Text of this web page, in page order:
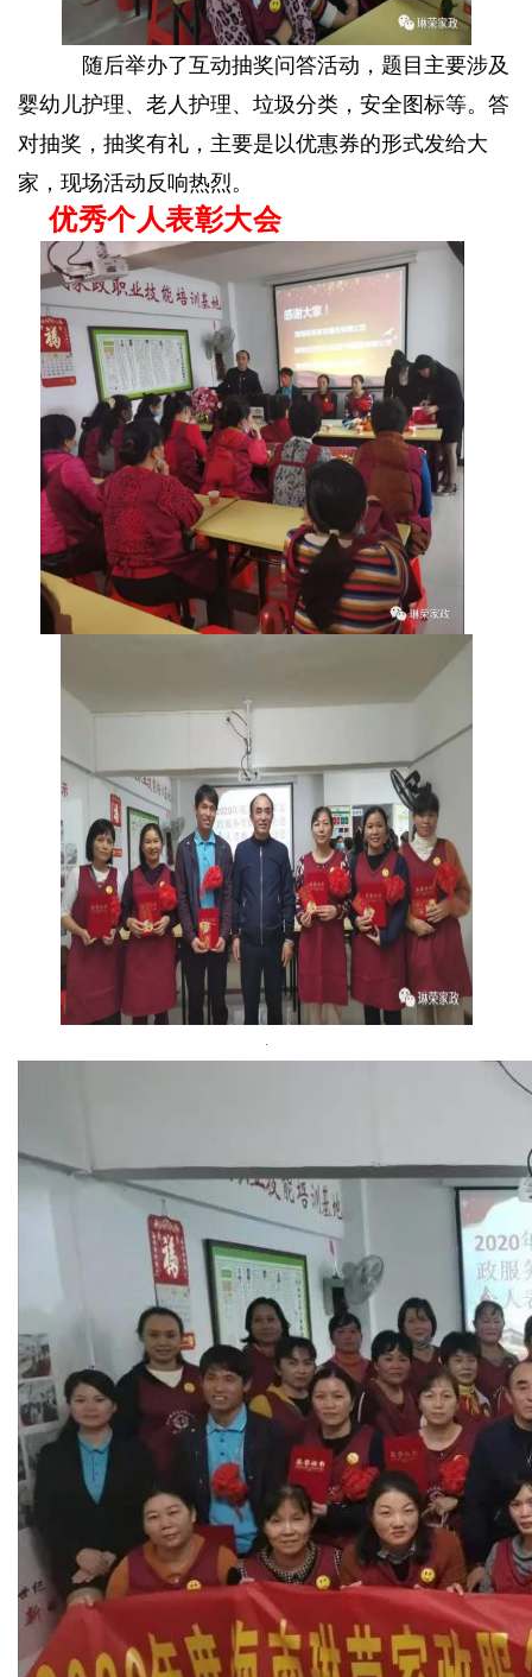
随后举办了互动抽奖问答活动，题目主要涉及
婴幼儿护理、老人护理、垃圾分类，安全图标等。答
对抽奖，抽奖有礼，主要是以优惠券的形式发给大
家，现场活动反响热烈。
优秀个人表彰大会